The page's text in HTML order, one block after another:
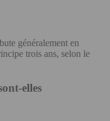
généralement en
trois ans, selon le
elles